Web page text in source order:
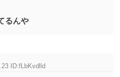
るんや
ID:fLbKvdlld